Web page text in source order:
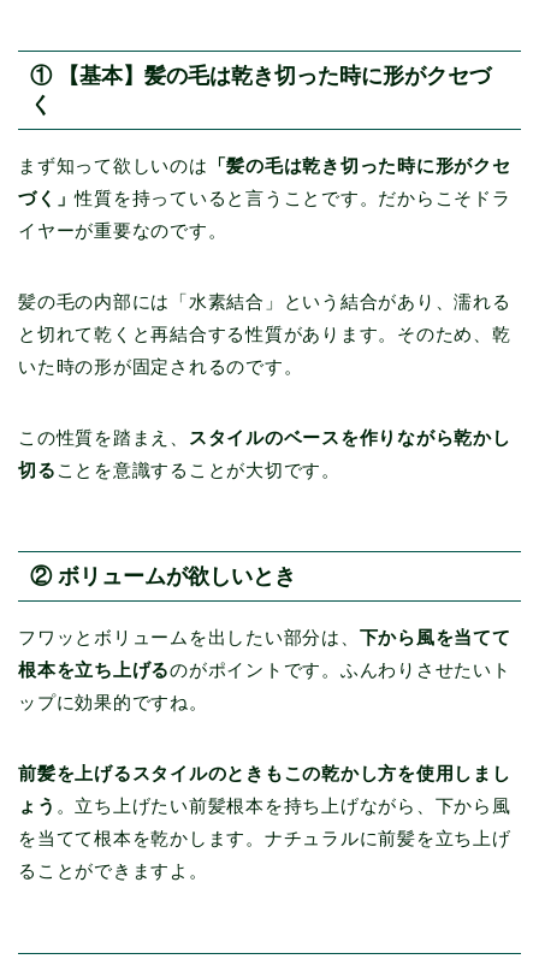
① 【基本】髪の毛は乾き切った時に形がクセづ
く
まず知って欲しいのは 「髪の毛は乾き切った時に形がクセ
づく」性質を持っていると言うことです。だからこそドラ
イヤーが重要なのです。
髪の毛の内部には「水素結合」という結合があり、濡れる
と切れて乾くと再結合する性質があります。そのため、乾
いた時の形が固定されるのです。
この性質を踏まえ、
スタイルのベースを作りながら乾かし
切る ことを意識することが大切です。
② ボリュームが欲しいとき
フワッとボリュームを出したい部分は、 下から風を当てて
根本を立ち上げるのがポイントです。ふんわりさせたいト
ップに効果的ですね。
前髪を上げるスタイルのときもこの乾かし方を使用しまし
ょう 。立ち上げたい前髪根本を持ち上げながら、下から風
を当てて根本を乾かします。ナチュラルに前髪を立ち上げ
ることができますよ。